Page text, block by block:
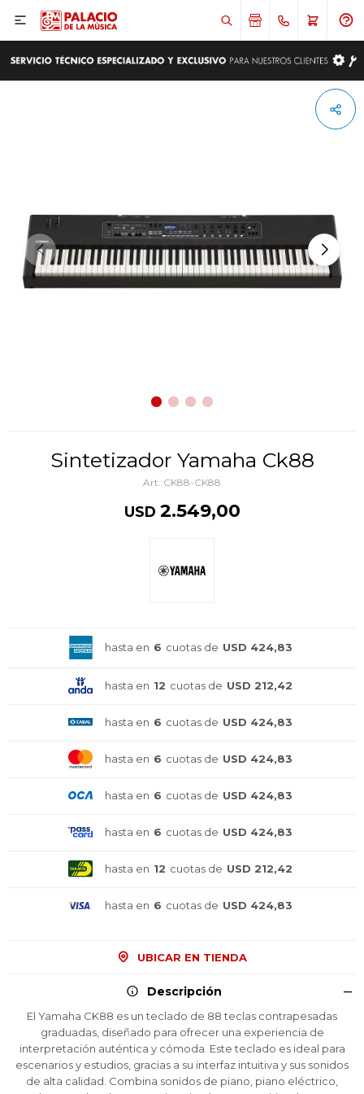

Sintetizador Yamaha Ck88
CK88-CK88
USD 2.549,00
hasta en 6 cuotas de USD 424,83
hasta en 12 cuotas de USD 212,42
hasta en 6 cuotas de USD 424,83
hasta en 6 cuotas de USD 424,83
hasta en 6 cuotas de USD 424,83
hasta en 6 cuotas de USD 424,83
hasta en 12 cuotas de USD 212,42
hasta en 6 cuotas de USD 424,83
UBICAR EN TIENDA
Descripción
El Yamaha CK88 es un teclado de 88 teclas contrapesadas
graduadas, diseñado para ofrecer una experiencia de
interpretación auténtica y cómoda. Este teclado es ideal para
escenarios y estudios, gracias a su interfaz intuitiva y sus sonidos
de alta calidad. Combina sonidos de piano, piano eléctrico,
¡Sumate a la forma más ágil de
¡Sumate a la forma más ágil de
¡Sumate a la forma más ágil de